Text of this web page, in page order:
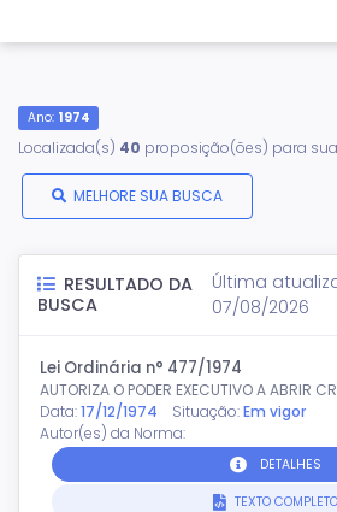
Ano: 1974
Localizada(s) 40 proposição(ões) para
MELHORE SUA BUSCA
RESULTADO DA
BUSCA
Última
07/08/2026
Lei Ordinária n° 477/1974
AUTORIZA O PODER EXECUTIVO A ABRIR
Data:17/12/1974 Situação: Em vigor
Autor(es) da Norma:
DETALHES
TEXTO COMPLETO